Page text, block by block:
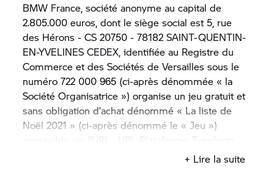
BMW France, société anonyme au capital de
2.805.000 euros, dont le siège social est 5, rue
des Hérons - CS 20750 - 78182 SAINT-QUENTIN-
EN-YVELINES CEDEX, identifiée au Registre du
Commerce et des Sociétés de Versailles sous le
numéro 722 000 965 (ci-après dénommée « la
Société Organisatrice ») organise un jeu gratuit et
sans obligation d’achat dénommé « La liste de
Noël 2021 » (ci-après dénommé le « Jeu »)
accessible via l’URL : URL Plateforme Typeform
(ci-après dénommée le « Formulaire La liste de
+ Lire la suite